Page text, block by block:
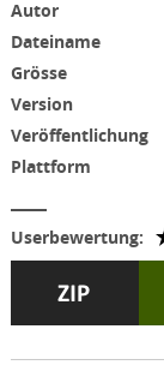
Autor
Dateiname
Grösse
Version
Veröffentlichung
Plattform
Userbewertung: